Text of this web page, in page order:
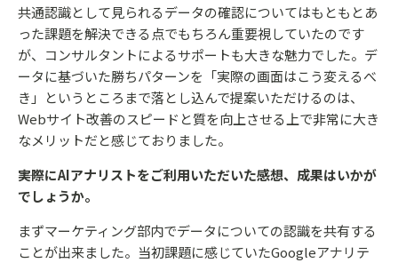
共通認識として見られるデータの確認についてはもともとあ
った課題を解決できる点でもちろん重要視していたのです
が、コンサルタントによるサポートも大きな魅力でした。デ
ータに基づいた勝ちパターンを「実際の画面はこう変えるべ
き」というところまで落とし込んで提案いただけるのは、
Webサイト改善のスピードと質を向上させる上で非常に大き
なメリットだと感じておりました。
――実際にAIアナリストをご利用いただいた感想、成果はいかが
でしょうか。
まずマーケティング部内でデータについての認識を共有する
ことが出来ました。当初課題に感じていたGoogleアナリテ